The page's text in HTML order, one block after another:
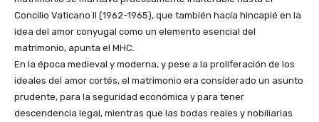
Concilio Vaticano II (1962-1965), que también hacía hincapié en la
idea del amor conyugal como un elemento esencial del
matrimonio, apunta el MHC.
En la época medieval y moderna, y pese a la proliferación de los
ideales del amor cortés, el matrimonio era considerado un asunto
prudente, para la seguridad económica y para tener
descendencia legal, mientras que las bodas reales y nobiliarias